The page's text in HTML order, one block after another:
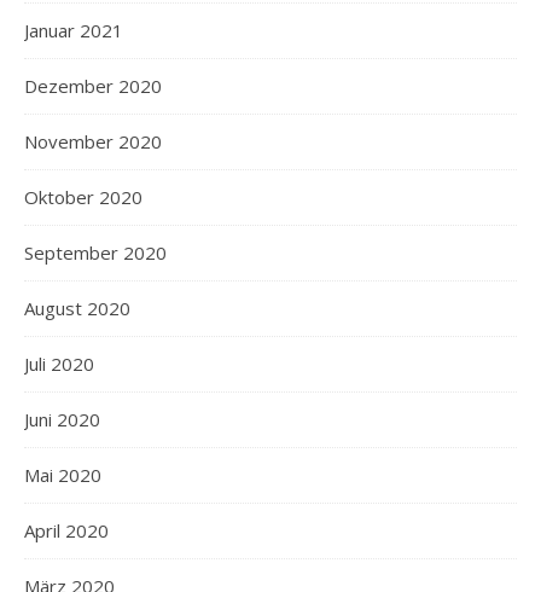
Januar 2021
Dezember 2020
November 2020
Oktober 2020
September 2020
August 2020
Juli 2020
Juni 2020
Mai 2020
April 2020
März 2020